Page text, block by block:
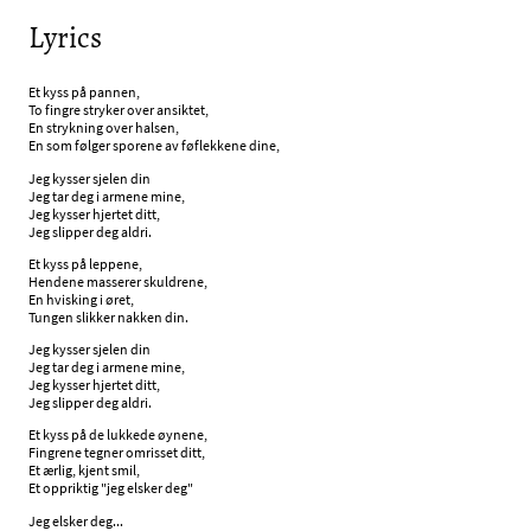
Lyrics
Et kyss på pannen,
To fingre stryker over ansiktet,
En strykning over halsen,
En som følger sporene av føflekkene dine,
Jeg kysser sjelen din
Jeg tar deg i armene mine,
Jeg kysser hjertet ditt,
Jeg slipper deg aldri.
Et kyss på leppene,
Hendene masserer skuldrene,
En hvisking i øret,
Tungen slikker nakken din.
Jeg kysser sjelen din
Jeg tar deg i armene mine,
Jeg kysser hjertet ditt,
Jeg slipper deg aldri.
Et kyss på de lukkede øynene,
Fingrene tegner omrisset ditt,
Et ærlig, kjent smil,
Et oppriktig "jeg elsker deg"
Jeg elsker deg...